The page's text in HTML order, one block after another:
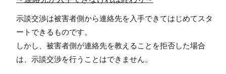
示談交渉は被害者側から連絡先を入手できてはじめてスタ
ートできるものです。
しかし、被害者側が連絡先を教えることを拒否した場合
は、示談交渉を行うことはできません。